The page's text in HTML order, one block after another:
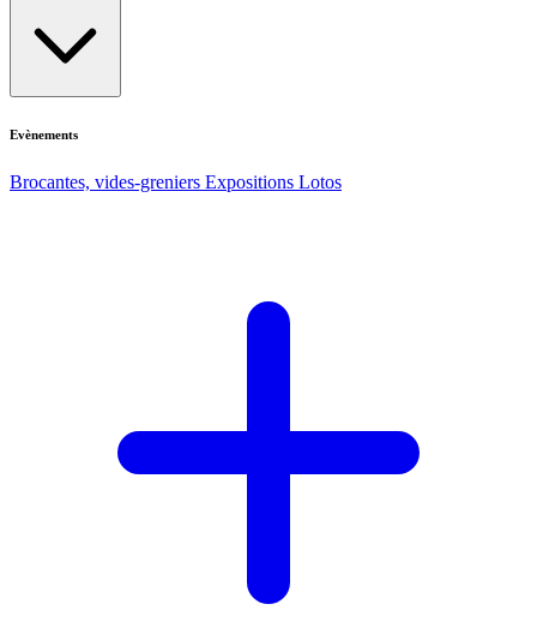
Evènements
Brocantes, vides-greniers Expositions Lotos